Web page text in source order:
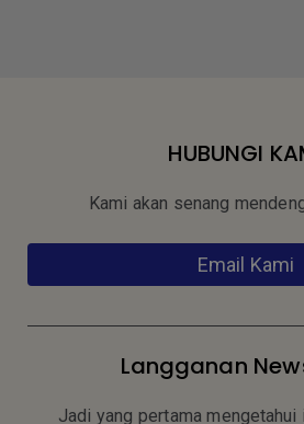
HUBUNGI
Kami akan senang
Email Kami
Langganan
Jadi yang pertama